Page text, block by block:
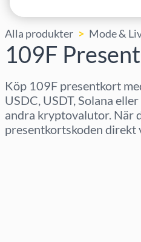
Alla produkter Mode &
109F
Köp 109F presentkort
USDC, USDT, Solana
andra kryptovalutor. När
presentkortskoden direkt